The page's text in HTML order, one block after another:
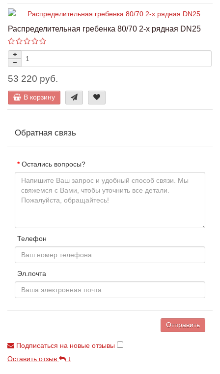
Распределительная гребенка 80/70 2-х рядная DN25
53 220 руб.
В корзину
Обратная связь
Остались вопросы?
Телефон
Эл.почта
Отправить
Подписаться на новые отзывы
Оставить отзыв
↓